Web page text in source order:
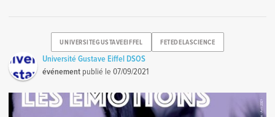
UNIVERSITEGUSTAVEEIFFEL FETEDELASCIENCE
Université Gustave Eiffel DSOS
événement publié le07/09/2021